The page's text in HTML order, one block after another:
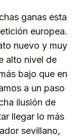
ganas esta
europea.
nuevo y muy
alto nivel de
bajo que en
a un paso
ilusión de
llegar lo más
sevillano,